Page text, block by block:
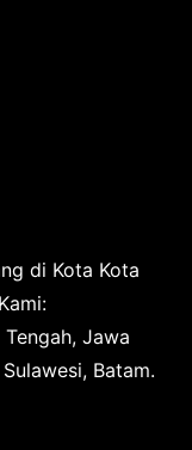
di Kota Kota
Jawa
Batam.